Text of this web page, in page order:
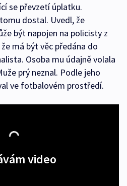
se převzetí úplatku.
dostal. Uvedl, že
být napojen na policisty z
má být věc předána do
Osoba mu údajně volala
prý neznal. Podle jeho
ve fotbalovém prostředí.
video